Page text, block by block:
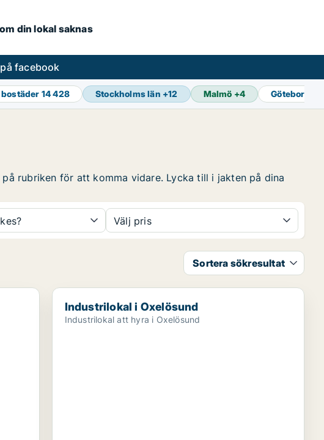
din lokal saknas
facebook
14 428 Stockholms län +12 Malmö +4 Göteborg
rubriken för att komma vidare. Lycka till i jakten på dina
Välj pris
Sortera sökresultat
Industrilokal i Oxelösund
Industrilokal i Oxelösund
Industrilokal att hyra i Oxelösund